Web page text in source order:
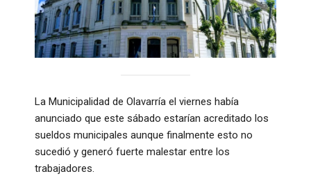
La Municipalidad de Olavarría el viernes había
anunciado que este sábado estarían acreditado los
sueldos municipales aunque finalmente esto no
sucedió y generó fuerte malestar entre los
trabajadores.